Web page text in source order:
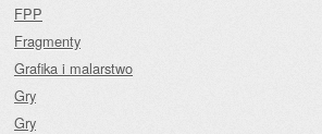
FPP
Fragmenty
Grafika i malarstwo
Gry
Gry